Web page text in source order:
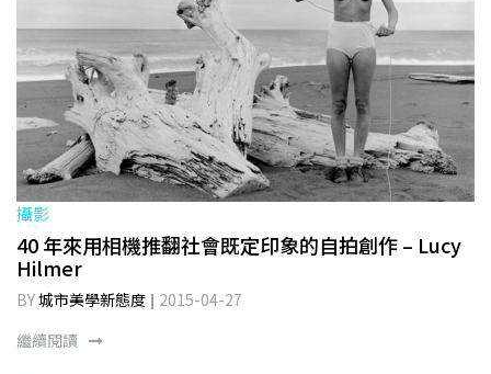
攝影
40 年來用相機推翻社會既定印象的自拍創作 – Lucy
Hilmer
BY城市美學新態度
2015-04-27
繼續閱讀